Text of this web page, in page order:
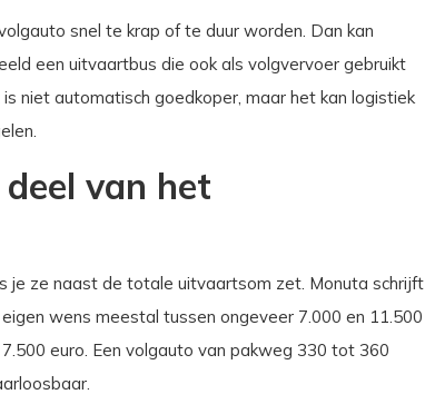
snel te krap of te duur worden. Dan kan
een uitvaartbus die ook als volgvervoer gebruikt
niet automatisch goedkoper, maar het kan logistiek
van het
je ze naast de totale uitvaartsom zet. Monuta schrijft
wens meestal tussen ongeveer 7.000 en 11.500
euro. Een volgauto van pakweg 330 tot 360